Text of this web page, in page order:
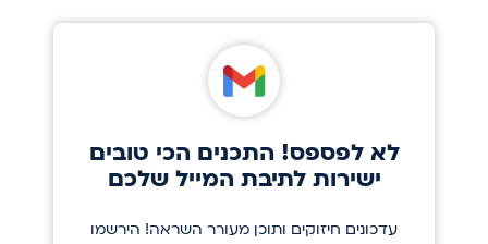
לא לפספס! התכנים הכי טובים
ישירות לתיבת המייל שלכם
עדכונים חיזוקים ותוכן מעורר השראה! הירשמו